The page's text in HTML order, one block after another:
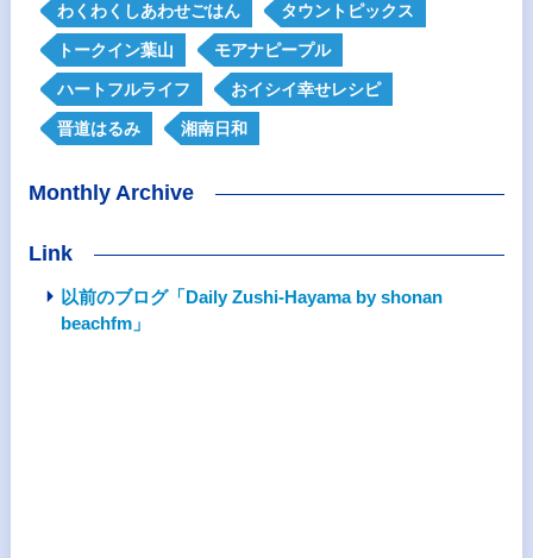
わくわくしあわせごはん タウントピックス
トークイン葉山 モアナピープル
ハートフルライフ おイシイ幸せレシピ
晋道はるみ 湘南日和
Monthly Archive
Link
以前のブログ「Daily Zushi-Hayama by shonan
beachfm」